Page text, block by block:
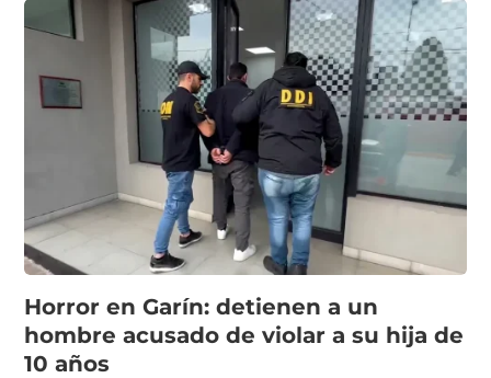
Horror en Garín: detienen a un
hombre acusado de violar a su hija de
10 años